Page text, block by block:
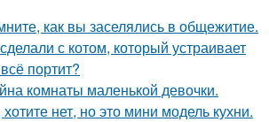
как вы заселялись в общежитие.
с котом, который устраивает
портит?
комнаты маленькой девочки.
нет, но это мини модель кухни.